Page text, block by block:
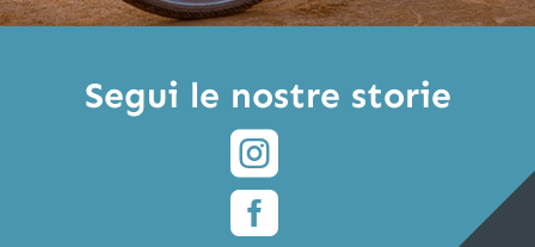
Segui le nostre storie

